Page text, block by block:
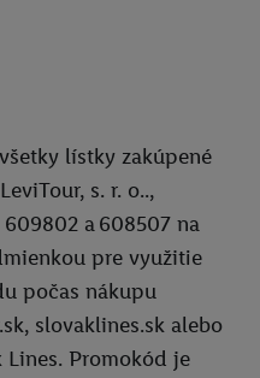
poistenie
poistenie
chorôb
poistenie
lístky zakúpené
s. r. o..,
609802 a 608507 na
pre využitie
počas nákupu
slovaklines.sk alebo
Promokód je